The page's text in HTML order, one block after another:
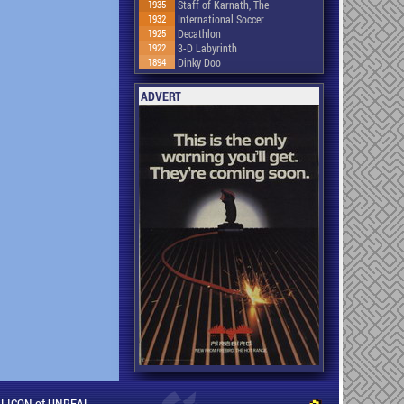
1935 Staff of Karnath, The
1932 International Soccer
1925 Decathlon
1922 3-D Labyrinth
1894 Dinky Doo
ADVERT